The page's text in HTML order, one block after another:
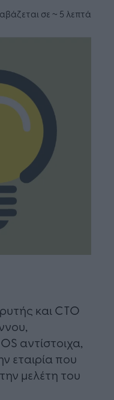
σε ~ 5 λεπτά
και CTO
αντίστοιχα,
εταιρία που
μελέτη του